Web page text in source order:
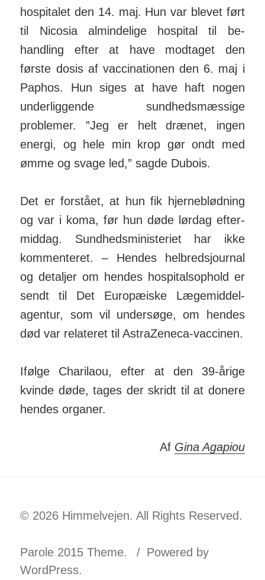
hos­pitalet den 14. maj. Hun var blevet ført
til Nicosia almin­delige hospital til be­
handling efter at have mod­taget den
første dosis af vac­ci­na­tionen den 6. maj i
Paphos. Hun siges at have haft nogen
under­liggende sund­heds­mæssige
problemer. ”Jeg er helt drænet, ingen
energi, og hele min krop gør ondt med
ømme og svage led,” sagde Dubois.
Det er forstået, at hun fik hjerne­blødning
og var i koma, før hun døde lørdag efter­
middag. Sund­heds­mini­steriet har ikke
kom­menteret. – Hendes hel­breds­journal
og detaljer om hendes hos­pitals­ophold er
sendt til Det Europæiske Læge­mid­del­
agentur, som vil under­søge, om hendes
død var relateret til Astra­Zeneca-vaccinen.
Ifølge Charilaou, efter at den 39-årige
kvinde døde, tages der skridt til at donere
hendes organer.
Af Gina Agapiou
© 2026 Himmelvejen. All Rights Reserved.
Parole 2015 Theme.
Powered by
WordPress.